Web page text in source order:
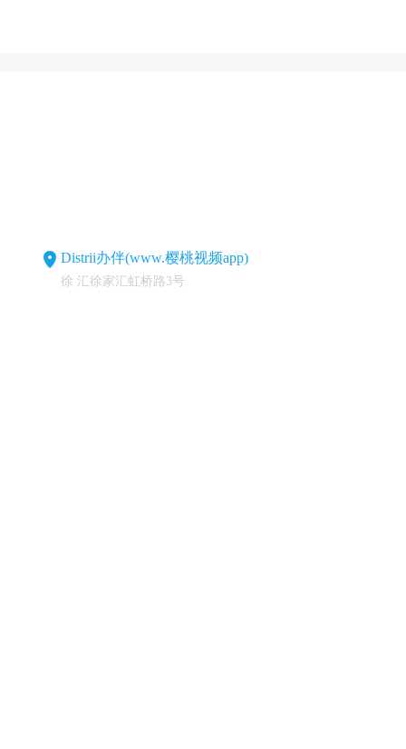
Distrii办伴(www.樱桃视频app)
徐 汇徐家汇虹桥路3号